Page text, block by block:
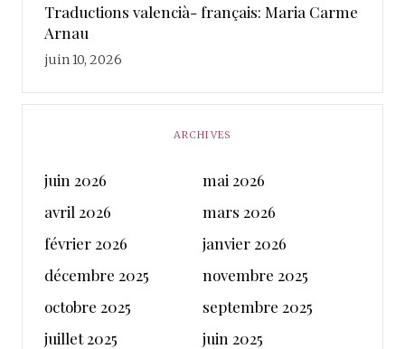
Traductions valencià- français: Maria Carme
Arnau
juin 10, 2026
ARCHIVES
juin 2026
mai 2026
avril 2026
mars 2026
février 2026
janvier 2026
décembre 2025
novembre 2025
octobre 2025
septembre 2025
juillet 2025
juin 2025